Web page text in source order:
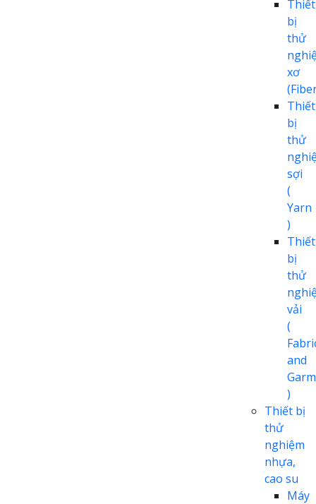
Thiết
bị
thử
xơ
Thiết
bị
thử
sợi
(
Yarn
)
Thiết
bị
thử
vải
(
and
)
Thiết bị
thử
nghiệm
nhựa,
cao su
Máy